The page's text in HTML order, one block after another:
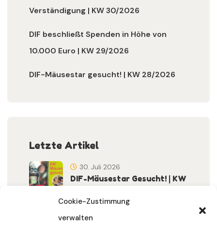
Cookie-Zustimmung
verwalten
Verständigung | KW 30/2026
DIF beschließt Spenden in Höhe von
10.000 Euro | KW 29/2026
DIF-Mäusestar gesucht! | KW 28/2026
Letzte Artikel
DIF-Mäusestar Gesucht! | KW
30. Juli 2026
30. Juli 2026